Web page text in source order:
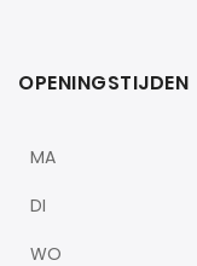
OPENINGSTIJDEN
MA
DI
WO